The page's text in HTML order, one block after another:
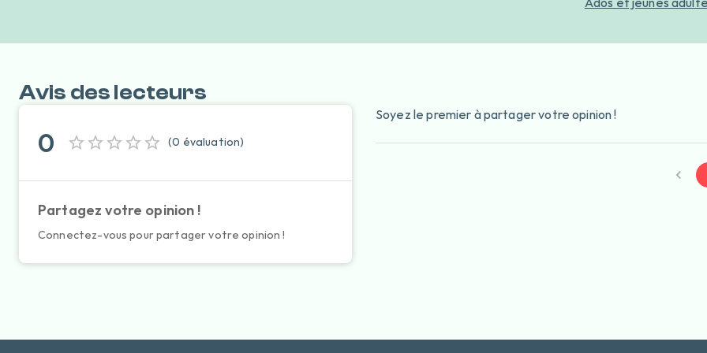
Avis des lecteurs
0 (0 évaluation)
Partagez votre opinion !
Connectez-vous pour partager votre opinion !
Soyez le premier à partager votre opinion !